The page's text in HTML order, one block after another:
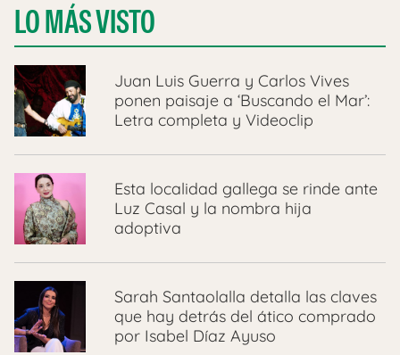
LO MÁS VISTO
Juan Luis Guerra y Carlos Vives
ponen paisaje a ‘Buscando el Mar’:
Letra completa y Videoclip
Esta localidad gallega se rinde ante
Luz Casal y la nombra hija
adoptiva
Sarah Santaolalla detalla las claves
que hay detrás del ático comprado
por Isabel Díaz Ayuso